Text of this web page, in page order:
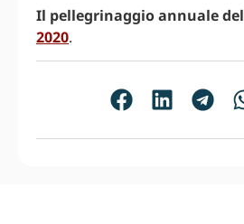
Il pellegrinaggio annuale del
2020.